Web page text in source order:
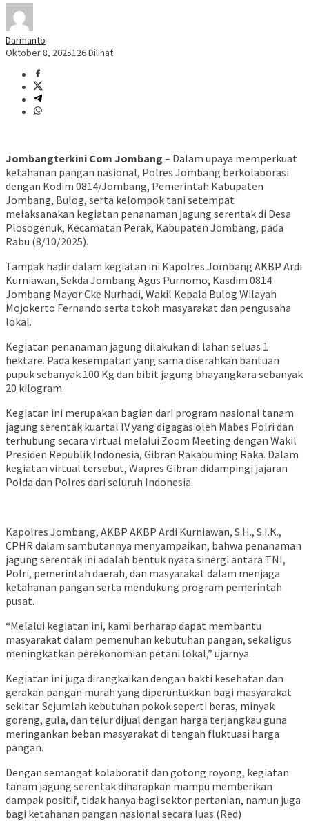
Darmanto
Oktober 8, 2025126 Dilihat
Jombangterkini Com Jombang – Dalam upaya memperkuat
ketahanan pangan nasional, Polres Jombang berkolaborasi
dengan Kodim 0814/Jombang, Pemerintah Kabupaten
Jombang, Bulog, serta kelompok tani setempat
melaksanakan kegiatan penanaman jagung serentak di Desa
Plosogenuk, Kecamatan Perak, Kabupaten Jombang, pada
Rabu (8/10/2025).
Tampak hadir dalam kegiatan ini Kapolres Jombang AKBP Ardi
Kurniawan, Sekda Jombang Agus Purnomo, Kasdim 0814
Jombang Mayor Cke Nurhadi, Wakil Kepala Bulog Wilayah
Mojokerto Fernando serta tokoh masyarakat dan pengusaha
lokal.
Kegiatan penanaman jagung dilakukan di lahan seluas 1
hektare. Pada kesempatan yang sama diserahkan bantuan
pupuk sebanyak 100 Kg dan bibit jagung bhayangkara sebanyak
20 kilogram.
Kegiatan ini merupakan bagian dari program nasional tanam
jagung serentak kuartal IV yang digagas oleh Mabes Polri dan
terhubung secara virtual melalui Zoom Meeting dengan Wakil
Presiden Republik Indonesia, Gibran Rakabuming Raka. Dalam
kegiatan virtual tersebut, Wapres Gibran didampingi jajaran
Polda dan Polres dari seluruh Indonesia.
Kapolres Jombang, AKBP AKBP Ardi Kurniawan, S.H., S.I.K.,
CPHR dalam sambutannya menyampaikan, bahwa penanaman
jagung serentak ini adalah bentuk nyata sinergi antara TNI,
Polri, pemerintah daerah, dan masyarakat dalam menjaga
ketahanan pangan serta mendukung program pemerintah
pusat.
“Melalui kegiatan ini, kami berharap dapat membantu
masyarakat dalam pemenuhan kebutuhan pangan, sekaligus
meningkatkan perekonomian petani lokal,” ujarnya.
Kegiatan ini juga dirangkaikan dengan bakti kesehatan dan
gerakan pangan murah yang diperuntukkan bagi masyarakat
sekitar. Sejumlah kebutuhan pokok seperti beras, minyak
goreng, gula, dan telur dijual dengan harga terjangkau guna
meringankan beban masyarakat di tengah fluktuasi harga
pangan.
Dengan semangat kolaboratif dan gotong royong, kegiatan
tanam jagung serentak diharapkan mampu memberikan
dampak positif, tidak hanya bagi sektor pertanian, namun juga
bagi ketahanan pangan nasional secara luas.(Red)